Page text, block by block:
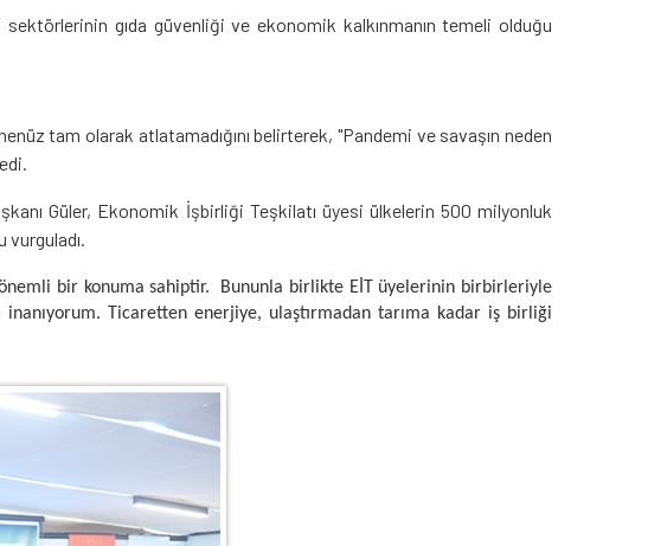
gıda güvenliği ve ekonomik kalkınmanın temeli olduğu
tam olarak atlatamadığını belirterek, "Pandemi ve savaşın neden
Güler, Ekonomik İşbirliği Teşkilatı üyesi ülkelerin 500 milyonluk
bir konuma sahiptir. Bununla birlikte EİT üyelerinin birbirleriyle
Ticaretten enerjiye, ulaştırmadan tarıma kadar iş birliği